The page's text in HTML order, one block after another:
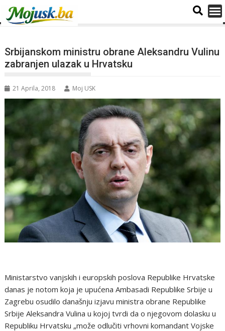
Srbijanskom ministru obrane Aleksandru Vulinu
zabranjen ulazak u Hrvatsku
21 Aprila, 2018 Moj USK
Ministarstvo vanjskih i europskih poslova Republike Hrvatske
danas je notom koja je upućena Ambasadi Republike Srbije u
Zagrebu osudilo današnju izjavu ministra obrane Republike
Srbije Aleksandra Vulina u kojoj tvrdi da o njegovom dolasku u
Republiku Hrvatsku „može odlučiti vrhovni komandant Vojske